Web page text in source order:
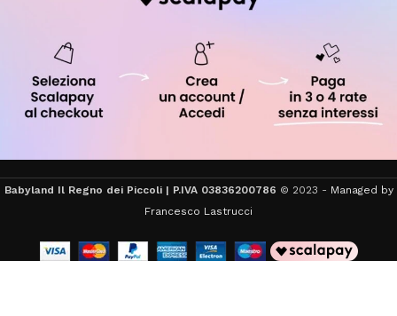
Babyland Il Regno dei Piccoli | P.IVA 03836200786 © 2023 - Managed by
Francesco Lastrucci